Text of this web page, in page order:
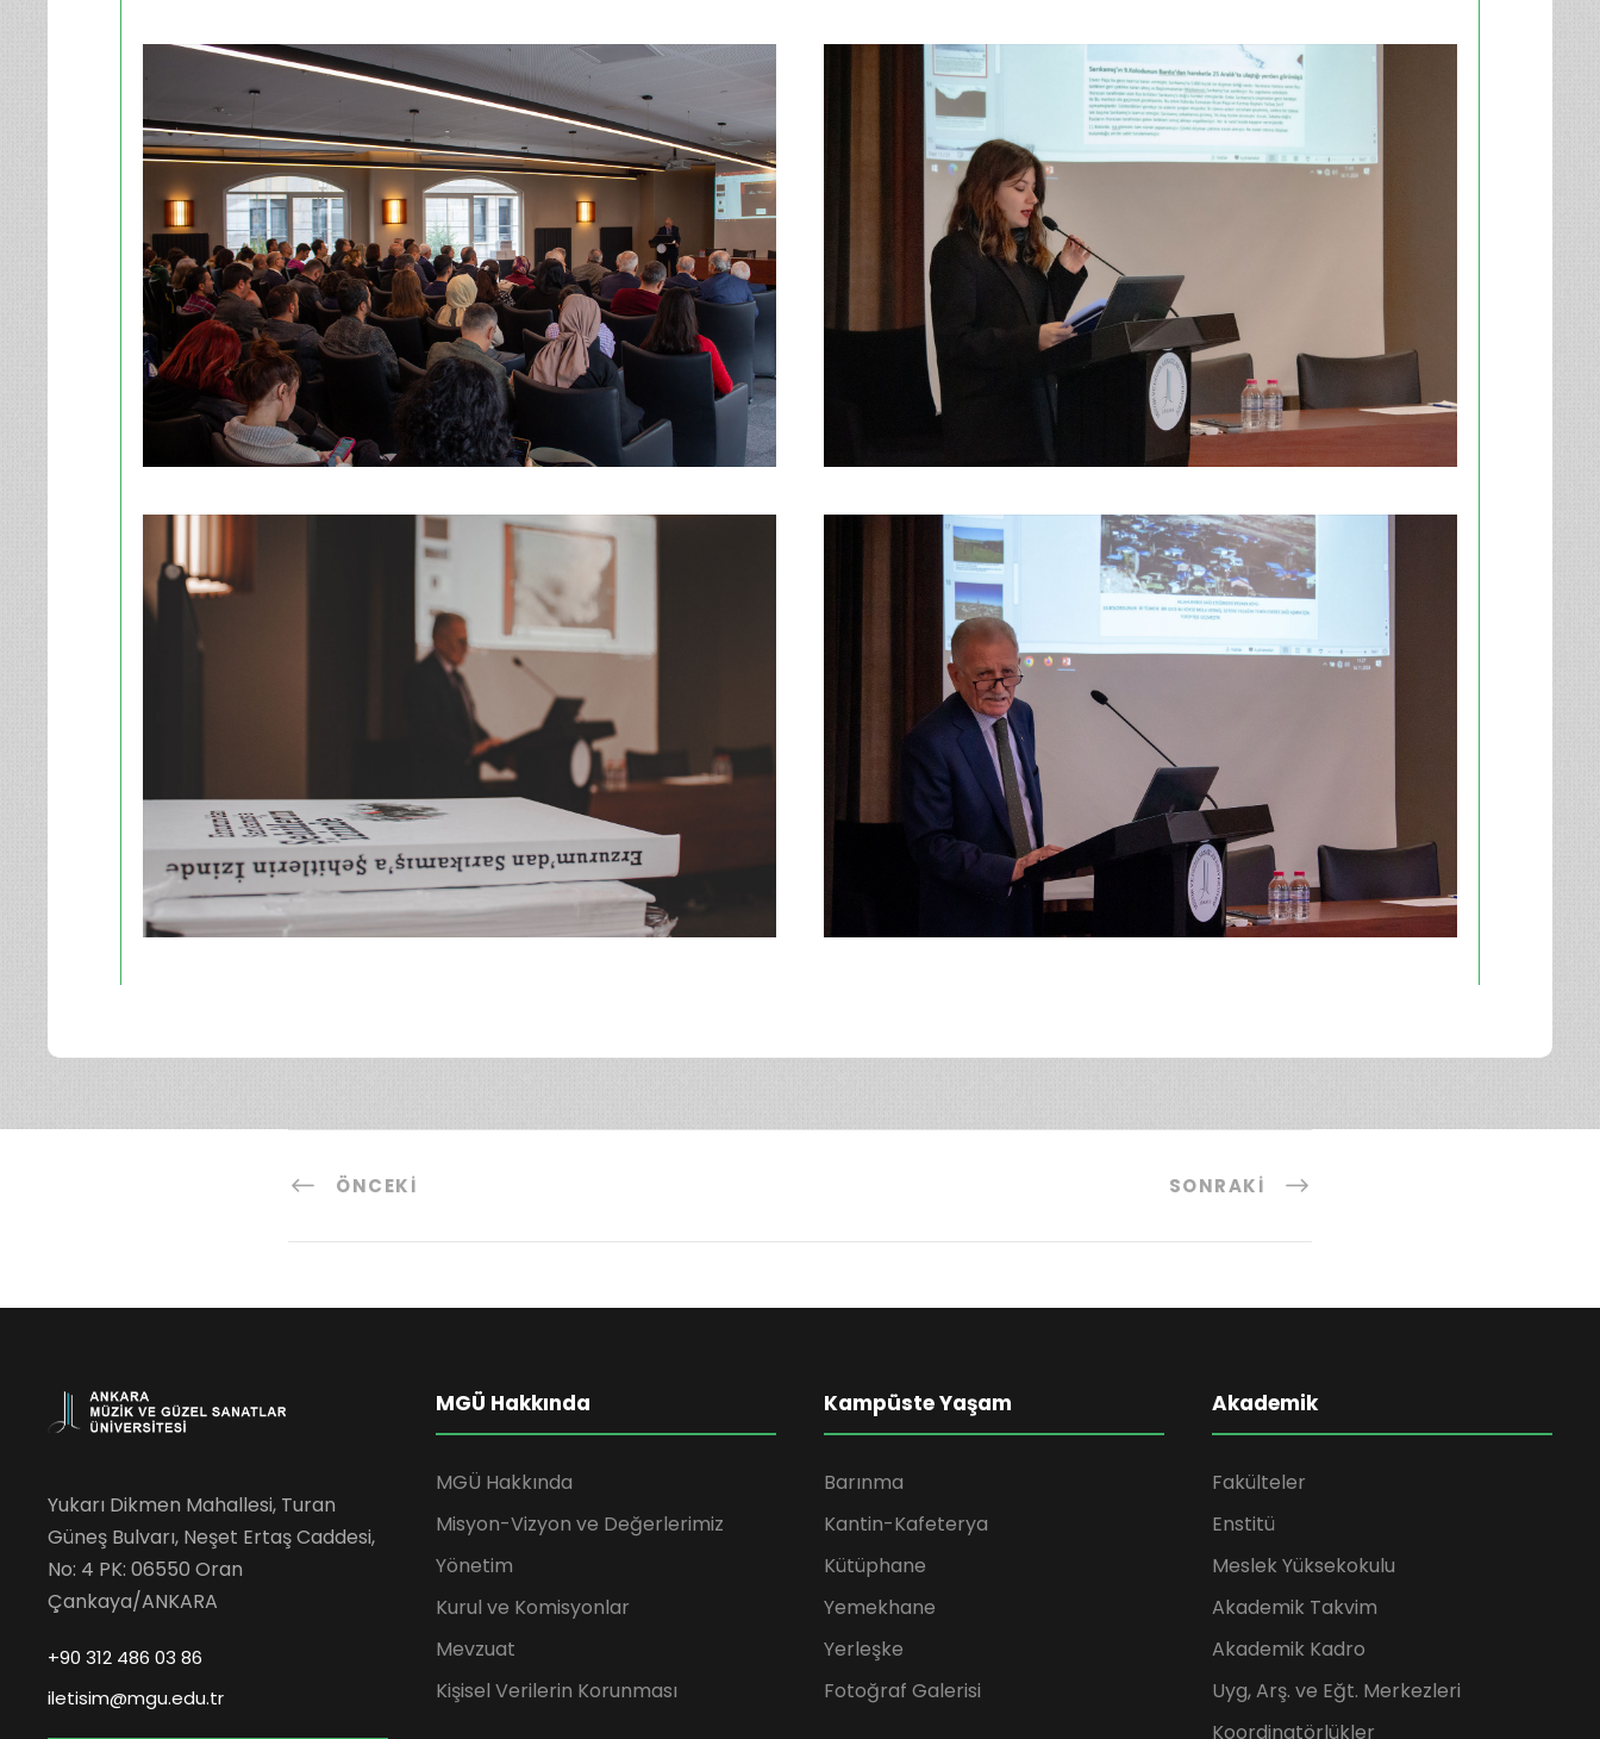
ÖNCEKI SONRAKI
Yukarı Dikmen Mahallesi, Turan
Güneş Bulvarı, Neşet Ertaş Caddesi,
No: 4 PK: 06550 Oran
Çankaya/ANKARA
+90 312 486 03 86
iletisim@mgu.edu.tr
MGÜ Hakkında
MGÜ Hakkında
Misyon-Vizyon ve Değerlerimiz
Yönetim
Kurul ve Komisyonlar
Mevzuat
Kişisel Verilerin Korunması
Kampüste Yaşam
Barınma
Kantin-Kafeterya
Kütüphane
Yemekhane
Yerleşke
Fotoğraf Galerisi
Akademik
Fakülteler
Enstitü
Meslek Yüksekokulu
Akademik Takvim
Akademik Kadro
Uyg, Arş. ve Eğt. Merkezleri
Koordinatörlükler